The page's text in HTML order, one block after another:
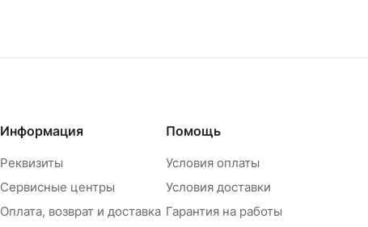
Информация
Реквизиты
Сервисные центры
Оплата, возврат и доставка
Помощь
Условия оплаты
Условия доставки
Гарантия на работы